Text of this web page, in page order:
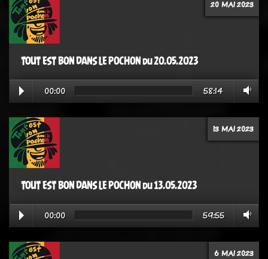
20 MAI 2023
TOUT EST BON DANS LE POCHON du 20.05.2023
00:00 58:14
13 MAI 2023
TOUT EST BON DANS LE POCHON du 13.05.2023
00:00 59:55
6 MAI 2023